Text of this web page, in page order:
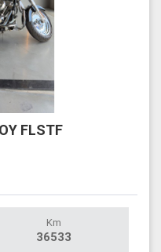
FLSTF
Km
36533